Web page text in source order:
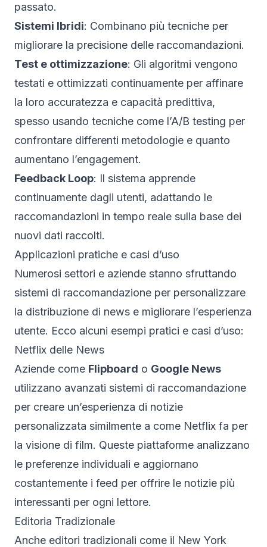
passato.
Sistemi Ibridi: Combinano più tecniche per
migliorare la precisione delle raccomandazioni.
Test e ottimizzazione: Gli algoritmi vengono
testati e ottimizzati continuamente per affinare
la loro accuratezza e capacità predittiva,
spesso usando tecniche come l’A/B testing per
confrontare differenti metodologie e quanto
aumentano l’engagement.
Feedback Loop: Il sistema apprende
continuamente dagli utenti, adattando le
raccomandazioni in tempo reale sulla base dei
nuovi dati raccolti.
Applicazioni pratiche e casi d’uso
Numerosi settori e aziende stanno sfruttando
sistemi di raccomandazione per personalizzare
la distribuzione di news e migliorare l’esperienza
utente. Ecco alcuni esempi pratici e casi d’uso:
Netflix delle News
Aziende come Flipboard o Google News
utilizzano avanzati sistemi di raccomandazione
per creare un’esperienza di notizie
personalizzata similmente a come Netflix fa per
la visione di film. Queste piattaforme analizzano
le preferenze individuali e aggiornano
costantemente i feed per offrire le notizie più
interessanti per ogni lettore.
Editoria Tradizionale
Anche editori tradizionali come il New York